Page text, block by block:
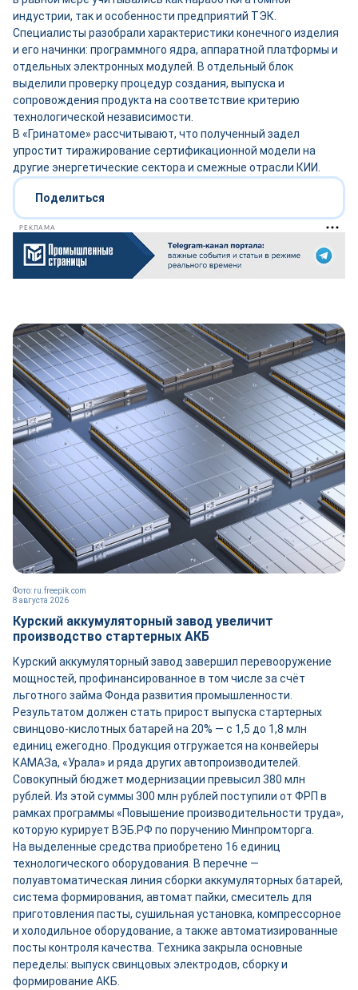
индустрии, так и особенности предприятий ТЭК.
Специалисты разобрали характеристики конечного изделия
и его начинки: программного ядра, аппаратной платформы и
отдельных электронных модулей. В отдельный блок
выделили проверку процедур создания, выпуска и
сопровождения продукта на соответствие критерию
технологической независимости.
В «Гринатоме» рассчитывают, что полученный задел
упростит тиражирование сертификационной модели на
другие энергетические сектора и смежные отрасли КИИ.
Поделиться
РЕКЛАМА
8 августа 2026
Фото: ru.freepik.com
Курский аккумуляторный завод увеличит
производство стартерных АКБ
Курский аккумуляторный завод завершил перевооружение
мощностей, профинансированное в том числе за счёт
льготного займа Фонда развития промышленности.
Результатом должен стать прирост выпуска стартерных
свинцово-кислотных батарей на 20% — с 1,5 до 1,8 млн
единиц ежегодно. Продукция отгружается на конвейеры
КАМАЗа, «Урала» и ряда других автопроизводителей.
Совокупный бюджет модернизации превысил 380 млн
рублей. Из этой суммы 300 млн рублей поступили от ФРП в
рамках программы «Повышение производительности труда»,
которую курирует ВЭБ.РФ по поручению Минпромторга.
На выделенные средства приобретено 16 единиц
технологического оборудования. В перечне —
полуавтоматическая линия сборки аккумуляторных батарей,
система формирования, автомат пайки, смеситель для
приготовления пасты, сушильная установка, компрессорное
и холодильное оборудование, а также автоматизированные
посты контроля качества. Техника закрыла основные
переделы: выпуск свинцовых электродов, сборку и
формирование АКБ.